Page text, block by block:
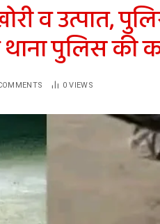
व उत्पात,
पुलिस की
0VIEWS